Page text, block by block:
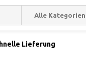
Alle Kategorien
Lieferung